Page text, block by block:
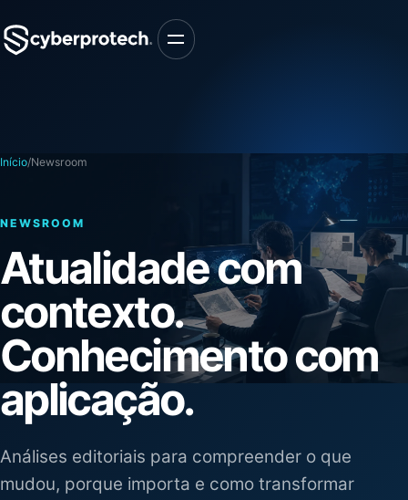
Abrir navegação
Início/Newsroom
NEWSROOM
Atualidade com
contexto.
Conhecimento com
aplicação.
Análises editoriais para compreender o que
mudou, porque importa e como transformar